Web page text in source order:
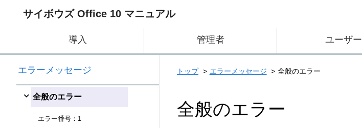
サイボウズ Office 10 マニュアル
導入 管理者 ユーザー
エラーメッセージ
全般のエラー
エラー番号：1
トップ エラーメッセージ 全般のエラー
全般のエラー